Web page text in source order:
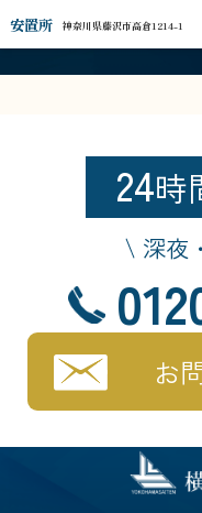
安置所 神奈川県藤沢市高倉1214-1
24時
深夜
お